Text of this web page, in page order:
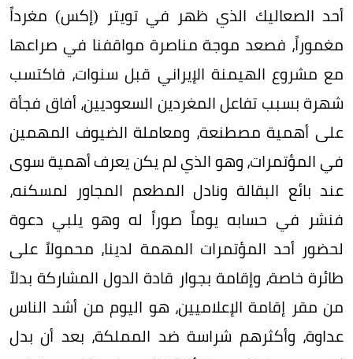
أحد الصعاليك الذي ظهر في تويتر (إكس) مغرداً
مغموراً، فصعد موجة مناصرة مواقفنا في صراعها
مع مشروع الهيمنة الإيراني قبل سنوات، فاكتسب
شهرة بسبب تفاعل المغردين السعوديين، أفاق فجأة
على أهمية مصطنعة، ومعاملة الضيوف المهمين
في المؤتمرات، وهو الذي لم يكن يعرف أهمية سوى
عند بائع البقالة ونادل المطعم المجاور لمسكنه،
فنشر في حسابه يوماً صوراً له وهو يلبي دعوة
لحضور أحد المؤتمرات المهمة لدينا، محمولاً على
طائرة خاصة، وإقامة بجوار قادة الدول المشاركة بدلاً
من مقر إقامة الإعلاميين، هو اليوم من أشد الناس
عداوة، وأكثرهم شراسة ضد المملكة، بعد أن بدل